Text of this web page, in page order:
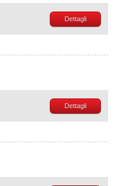
Dettagli
Dettagli